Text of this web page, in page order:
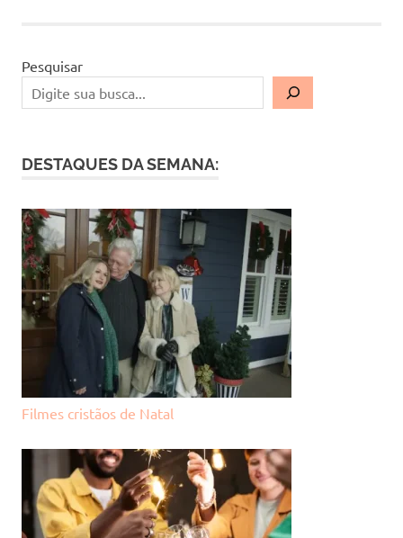
Pesquisar
DESTAQUES DA SEMANA:
Filmes cristãos de Natal